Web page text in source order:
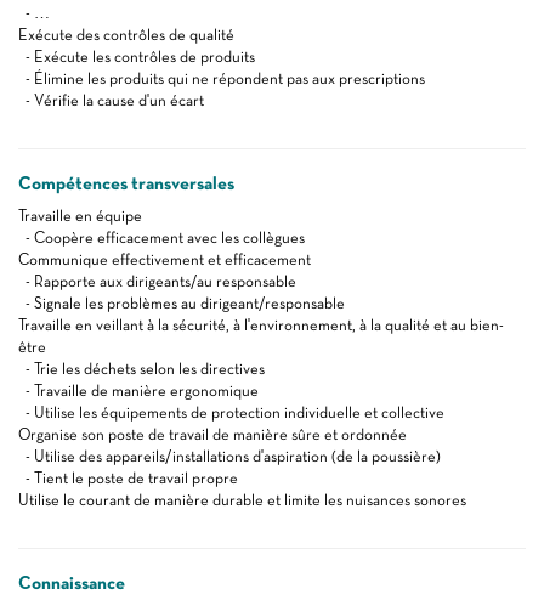
- …
Exécute des contrôles de qualité
- Exécute les contrôles de produits
- Élimine les produits qui ne répondent pas aux prescriptions
- Vérifie la cause d'un écart
Compétences transversales
Travaille en équipe
- Coopère efficacement avec les collègues
Communique effectivement et efficacement
- Rapporte aux dirigeants/au responsable
- Signale les problèmes au dirigeant/responsable
Travaille en veillant à la sécurité, à l'environnement, à la qualité et au bien-
être
- Trie les déchets selon les directives
- Travaille de manière ergonomique
- Utilise les équipements de protection individuelle et collective
Organise son poste de travail de manière sûre et ordonnée
- Utilise des appareils/installations d'aspiration (de la poussière)
- Tient le poste de travail propre
Utilise le courant de manière durable et limite les nuisances sonores
Connaissance